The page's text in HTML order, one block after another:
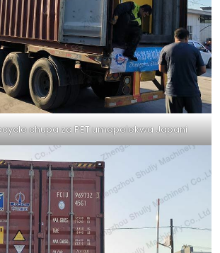
chupa za PET umepelekwa Japani